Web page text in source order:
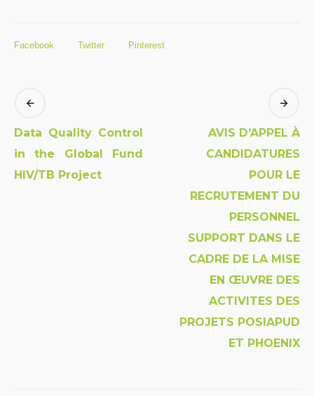
Facebook Twitter Pinterest
Data Quality Control
in the Global Fund
HIV/TB Project
AVIS D’APPEL À
CANDIDATURES
POUR LE
RECRUTEMENT DU
PERSONNEL
SUPPORT DANS LE
CADRE DE LA MISE
EN ŒUVRE DES
ACTIVITES DES
PROJETS POSIAPUD
ET PHOENIX